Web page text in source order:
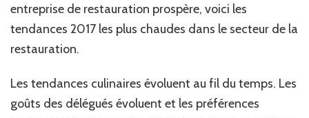
entreprise de restauration prospère, voici les
tendances 2017 les plus chaudes dans le secteur de la
restauration.
Les tendances culinaires évoluent au fil du temps. Les
goûts des délégués évoluent et les préférences